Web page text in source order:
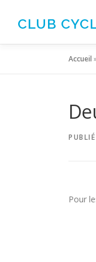
CLUB
Accueil
Pour